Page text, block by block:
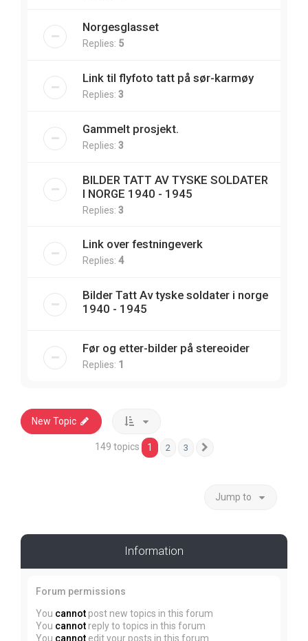
Norgesglasset
Replies: 5
Link til flyfoto tatt på sør-karmøy
Replies: 3
Gammelt prosjekt.
Replies: 3
BILDER TATT AV TYSKE SOLDATER
I NORGE 1940 - 1945
Replies: 3
Link over festningeverk
Replies: 4
Bilder Tatt Av tyske soldater i norge
1940 - 1945
Før og etter-bilder på stereoider
Replies: 1
New Topic
149 topics 1 2 3
Jump to
Information
Forum permissions
You cannot post new topics in this forum
You cannot reply to topics in this forum
You cannot edit your posts in this forum